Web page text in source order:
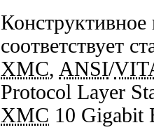
соответствует
XMC, ANSI/
Protocol Layer
XMC 10 Gigabit